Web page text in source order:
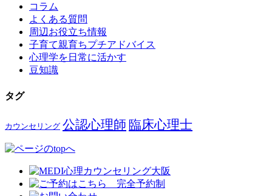
コラム
よくある質問
周辺お役立ち情報
子育て親育ちプチアドバイス
心理学を日常に活かす
豆知識
タグ
カウンセリング 公認心理師 臨床心理士